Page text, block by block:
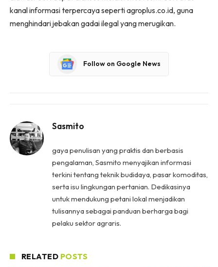
kanal informasi terpercaya seperti agroplus.co.id, guna
menghindari jebakan gadai ilegal yang merugikan.
Follow on Google News
Sasmito
gaya penulisan yang praktis dan berbasis
pengalaman, Sasmito menyajikan informasi
terkini tentang teknik budidaya, pasar komoditas,
serta isu lingkungan pertanian. Dedikasinya
untuk mendukung petani lokal menjadikan
tulisannya sebagai panduan berharga bagi
pelaku sektor agraris.
RELATED POSTS